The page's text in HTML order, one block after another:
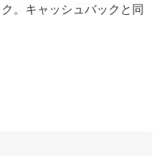
。キャッシュバックと同